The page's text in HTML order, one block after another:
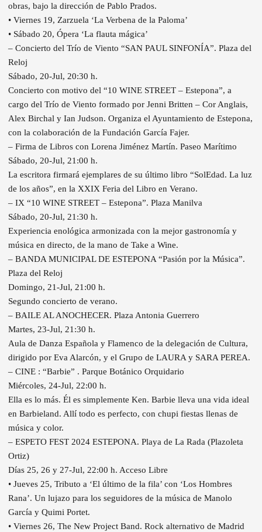
obras, bajo la dirección de Pablo Prados.
• Viernes 19, Zarzuela ‘La Verbena de la Paloma’
• Sábado 20, Ópera ‘La flauta mágica’
– Concierto del Trío de Viento “SAN PAUL SINFONÍA”. Plaza del
Reloj
Sábado, 20-Jul, 20:30 h.
Concierto con motivo del “10 WINE STREET – Estepona”, a
cargo del Trío de Viento formado por Jenni Britten – Cor Anglais,
Alex Birchal y Ian Judson. Organiza el Ayuntamiento de Estepona,
con la colaboración de la Fundación García Fajer.
– Firma de Libros con Lorena Jiménez Martín. Paseo Marítimo
Sábado, 20-Jul, 21:00 h.
La escritora firmará ejemplares de su último libro “SolEdad. La luz
de los años”, en la XXIX Feria del Libro en Verano.
– IX “10 WINE STREET – Estepona”. Plaza Manilva
Sábado, 20-Jul, 21:30 h.
Experiencia enológica armonizada con la mejor gastronomía y
música en directo, de la mano de Take a Wine.
– BANDA MUNICIPAL DE ESTEPONA “Pasión por la Música”.
Plaza del Reloj
Domingo, 21-Jul, 21:00 h.
Segundo concierto de verano.
– BAILE AL ANOCHECER. Plaza Antonia Guerrero
Martes, 23-Jul, 21:30 h.
Aula de Danza Española y Flamenco de la delegación de Cultura,
dirigido por Eva Alarcón, y el Grupo de LAURA y SARA PEREA.
– CINE : “Barbie” . Parque Botánico Orquidario
Miércoles, 24-Jul, 22:00 h.
Ella es lo más. Él es simplemente Ken. Barbie lleva una vida ideal
en Barbieland. Allí todo es perfecto, con chupi fiestas llenas de
música y color.
– ESPETO FEST 2024 ESTEPONA. Playa de La Rada (Plazoleta
Ortiz)
Días 25, 26 y 27-Jul, 22:00 h. Acceso Libre
• Jueves 25, Tributo a ‘El último de la fila’ con ‘Los Hombres
Rana’. Un lujazo para los seguidores de la música de Manolo
García y Quimi Portet.
• Viernes 26, The New Project Band. Rock alternativo de Madrid